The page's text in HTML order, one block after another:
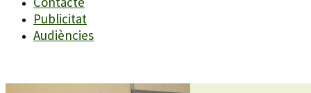
Publicitat
Audiències